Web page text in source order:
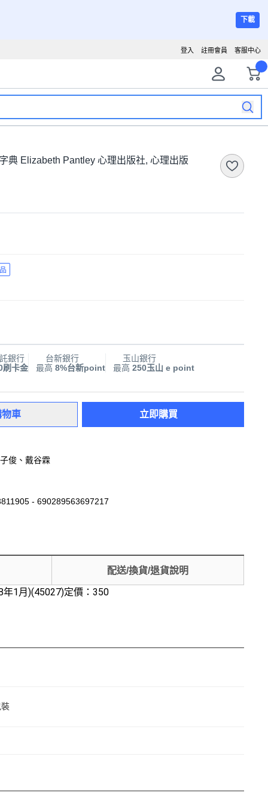
下載
客服中心
註冊會員
登入
典 Elizabeth Pantley 心理出版社, 心理出版
銀行
刷卡金
台新銀行
最高 8%台新point
玉山銀行
最高 250玉山 e point
車 立即購買
俊、戴谷霖
- 690289563697217
配送/換貨/退貨說明
1月)(45027)定價：350